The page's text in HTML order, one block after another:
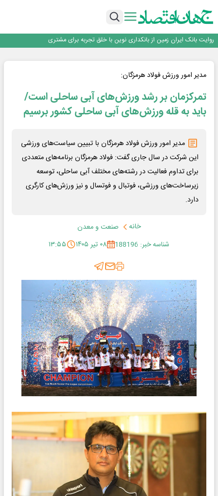
اجرای برنامه تحول بانک با تمرکز بر منابع پایدار، درآمدهای کارمزدی و بازسازی اعتماد
داد
روایت بانک ایران زمین از بانکداری نوین با خلق تجربه برای مشتری
سرپرست اداره کل روابط عمومی بیمه مرکزی منصوب شد
اجرای برنامه تحول بانک با تمرکز بر منابع پایدار، درآمدهای کارمزدی و بازسازی اعتماد
مدیر امور ورزش فولاد هرمزگان:
تمرکزمان بر رشد ورزش‌های آبی ساحلی است/
باید به قله ورزش‌های آبی ساحلی کشور برسیم
مدیر امور ورزش فولاد هرمزگان با تبیین سیاست‌های ورزشی
این شرکت در سال جاری گفت: فولاد هرمزگان برنامه‌های متعددی
برای تداوم فعالیت در رشته‌های مختلف آبی ساحلی، توسعه
زیرساخت‌های ورزشی، فوتبال و فوتسال و نیز ورزش‌های کارگری
دارد.
خانه
صنعت و معدن
شناسه خبر: 188196
۰۸ تیر ۱۴۰۵ ۱۳:۵۵